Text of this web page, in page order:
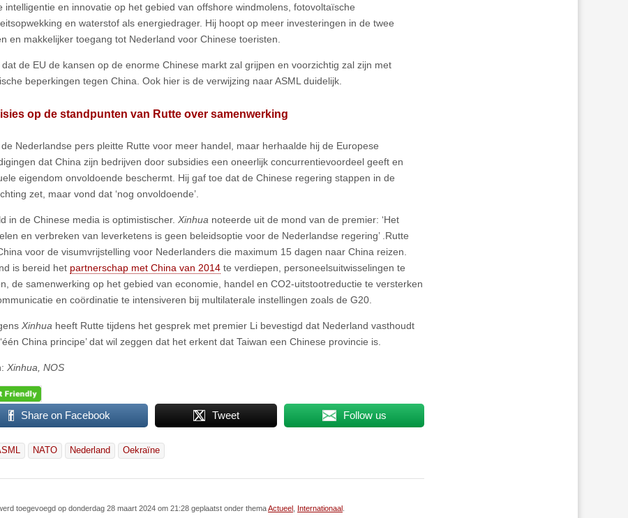
intelligentie en innovatie op het gebied van offshore windmolens, fotovoltaïsche
en waterstof als energiedrager. Hij hoopt op meer investeringen in de twee
en makkelijker toegang tot Nederland voor Chinese toeristen.
dat de EU de kansen op de enorme Chinese markt zal grijpen en voorzichtig zal zijn met
beperkingen tegen China. Ook hier is de verwijzing naar ASML duidelijk.
op de standpunten van Rutte over samenwerking
Nederlandse pers pleitte Rutte voor meer handel, maar herhaalde hij de Europese
dat China zijn bedrijven door subsidies een oneerlijk concurrentievoordeel geeft en
eigendom onvoldoende beschermt. Hij gaf toe dat de Chinese regering stappen in de
zet, maar vond dat ‘nog onvoldoende’.
in de Chinese media is optimistischer. Xinhua noteerde uit de mond van de premier: ‘Het
en verbreken van leverketens is geen beleidsoptie voor de Nederlandse regering’ .Rutte
voor de visumvrijstelling voor Nederlanders die maximum 15 dagen naar China reizen.
is bereid het partnerschap met China van 2014 te verdiepen, personeelsuitwisselingen te
de samenwerking op het gebied van economie, handel en CO2-uitstootreductie te versterken
en coördinatie te intensiveren bij multilaterale instellingen zoals de G20.
Xinhua heeft Rutte tijdens het gesprek met premier Li bevestigd dat Nederland vasthoudt
China principe’ dat wil zeggen dat het erkent dat Taiwan een Chinese provincie is.
Xinhua, NOS
Share on Facebook Tweet Follow us
NATO Nederland Oekraïne
toegevoegd op donderdag 28 maart 2024 om 21:28 geplaatst onder themaActueel Internationaal